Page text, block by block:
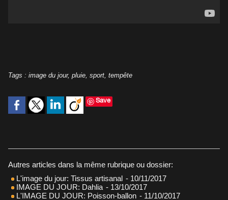
Tags : image du jour, pluie sport tempête
Save
Autres articles dans la même rubrique ou dossier:
L'image du jour: Tissus artisanal - 10/11/2017
IMAGE DU JOUR: Dahlia - 13/10/2017
L'IMAGE DU JOUR: Poisson-ballon - 11/10/2017